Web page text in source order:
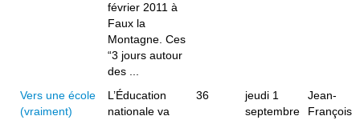
février 2011 à
Faux la
Montagne. Ces
“3 jours autour
des ...
Vers une école
(vraiment)
L’Éducation
nationale va
36
jeudi 1
septembre
Jean-
François